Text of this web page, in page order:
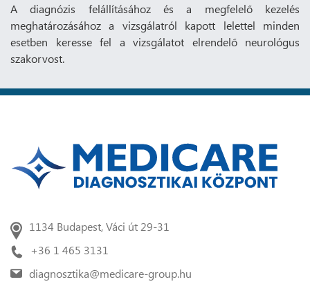
A diagnózis felállításához és a megfelelő kezelés
meghatározásához a vizsgálatról kapott lelettel minden
esetben keresse fel a vizsgálatot elrendelő neurológus
szakorvost.
1134 Budapest, Váci út 29-31
+36 1 465 3131
diagnosztika@medicare-group.hu